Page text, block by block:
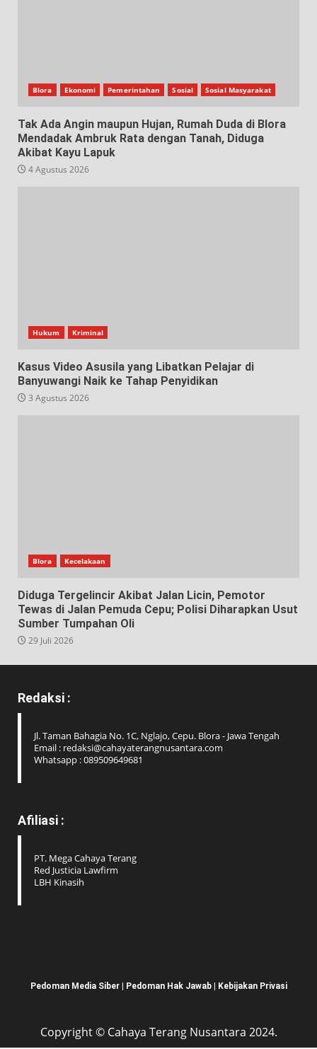
Blora Ekonomi Pemerintahan Sosial Sosial Masyarakat
Tak Ada Angin maupun Hujan, Rumah Duda di Blora
Mendadak Ambruk Rata dengan Tanah, Diduga
Akibat Kayu Lapuk
4 Agustus 2026
Hukum Kriminal
Kasus Video Asusila yang Libatkan Pelajar di
Banyuwangi Naik ke Tahap Penyidikan
3 Agustus 2026
Blora Kecelakaan
Diduga Tergelincir Akibat Jalan Licin, Pemotor
Tewas di Jalan Pemuda Cepu; Polisi Diharapkan Usut
Sumber Tumpahan Oli
29 Juli 2026
Redaksi :
Jl. Taman Bahagia No. 1C, Nglajo, Cepu. Blora - Jawa Tengah
Email : redaksi@cahayaterangnusantara.com
Whatsapp : 089509649681
Afiliasi :
PT. Mega Cahaya Terang
Red Justicia Lawfirm
LBH Kinasih
Pedoman Media Siber| Pedoman Hak Jawab| Kebijakan Privasi
Copyright © Cahaya Terang Nusantara 2024.